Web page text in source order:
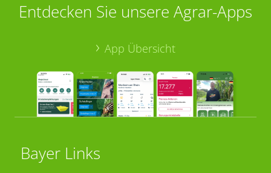
Entdecken Sie unsere Agrar-Apps
App Übersicht
Bayer Links